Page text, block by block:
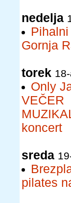
nedelja
Gornja
torek
Only
VEČER
koncert
sreda
pilates